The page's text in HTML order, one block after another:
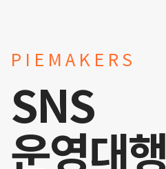
PIEMAKERS
SNS
운영대행